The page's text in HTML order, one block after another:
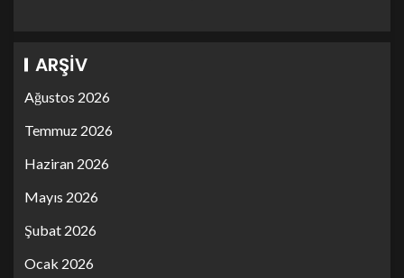
ARŞIV
Ağustos 2026
Temmuz 2026
Haziran 2026
Mayıs 2026
Şubat 2026
Ocak 2026